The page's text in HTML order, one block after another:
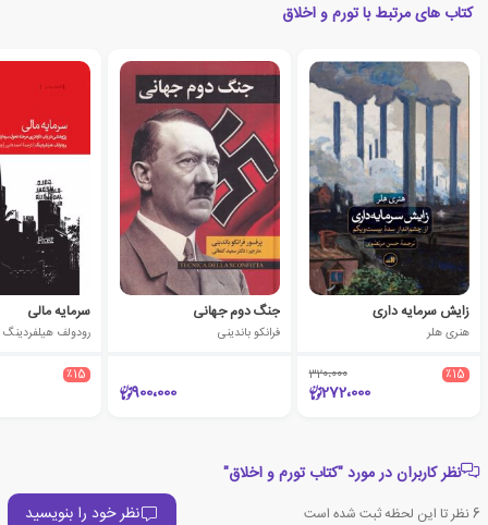
کتاب های مرتبط با تورم و اخلاق
زایش سرمایه داری
هنری هلر
٪15 320،000
272،000
جنگ دوم جهانی
فرانکو باندینی
900،000
سرمایه مالی
رودولف هیلفردینگ
٪15
نظر کاربران در مورد "کتاب تورم و اخلاق"
6نظر تا این لحظه ثبت شده است نظر خود را بنویسید